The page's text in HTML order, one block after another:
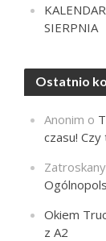
SIERPNIA
Ostatnio
Anonim o
czasu!
Okiem
z A2